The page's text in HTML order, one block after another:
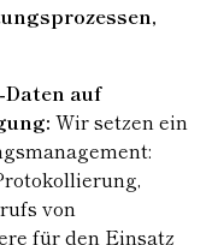
auf
Wir setzen ein
von
für den Einsatz